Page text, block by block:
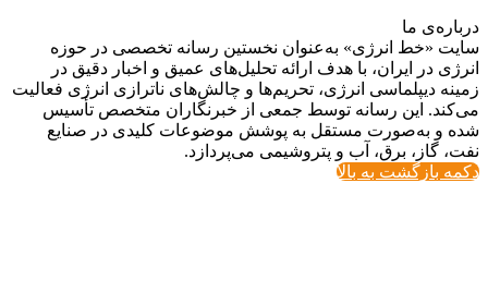
درباره‌ی ما
سایت «خط انرژی» به‌عنوان نخستین رسانه تخصصی در حوزه
انرژی در ایران، با هدف ارائه تحلیل‌های عمیق و اخبار دقیق در
زمینه دیپلماسی انرژی، تحریم‌ها و چالش‌های ناترازی انرژی فعالیت
می‌کند. این رسانه توسط جمعی از خبرنگاران متخصص تأسیس
شده و به‌صورت مستقل به پوشش موضوعات کلیدی در صنایع
نفت، گاز، برق، آب و پتروشیمی می‌پردازد.
دکمه بازگشت به بالا